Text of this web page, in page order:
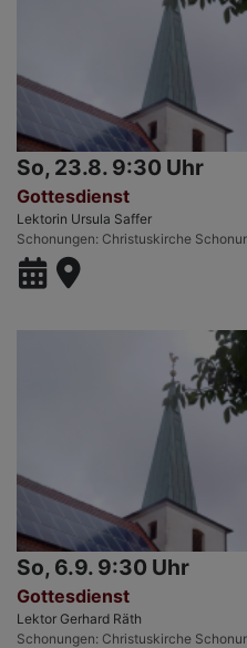
So, 23.8. 9:30 Uhr
Gottesdienst
Lektorin Ursula Saffer
Schonungen Christuskirche
So, 6.9. 9:30 Uhr
Gottesdienst
Lektor Gerhard Räth
Schonungen Christuskirche